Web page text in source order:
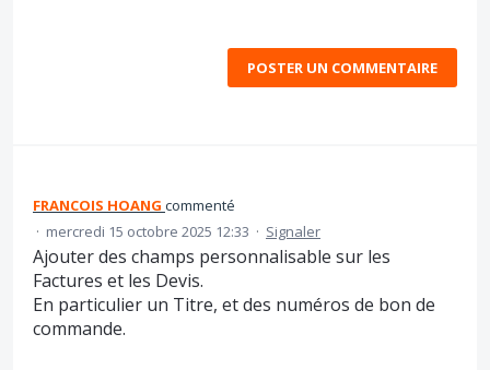
POSTER UN COMMENTAIRE
FRANCOIS HOANG commenté
· mercredi 15 octobre 2025 12:33 · Signaler
Ajouter des champs personnalisable sur les
Factures et les Devis.
En particulier un Titre, et des numéros de bon de
commande.